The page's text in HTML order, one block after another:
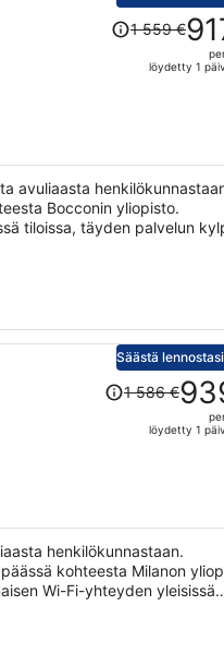
Hinta
oli
1 559 €,
per
henkilö
1 559 €
löydetty 1
avuliaasta
Bocconin yliopisto.
tiloissa, täyden palvelun
Säästä
Hinta
oli
1 586 €,
per
henkilö
1 586 €
löydetty 1
henkilökunnastaan.
kohteesta Milanon
Wi-Fi-yhteyden yleisissä